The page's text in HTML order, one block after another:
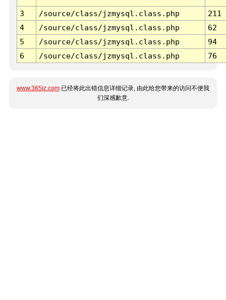
3 /source/class/jzmysql.class.php
211
4
/source/class/jzmysql.class.php
62
5
/source/class/jzmysql.class.php
94
6
/source/class/jzmysql.class.php 76
www.365jz.com 已经将此出错信息详细记录, 由此给您带来的访问不便我
们深感歉意.